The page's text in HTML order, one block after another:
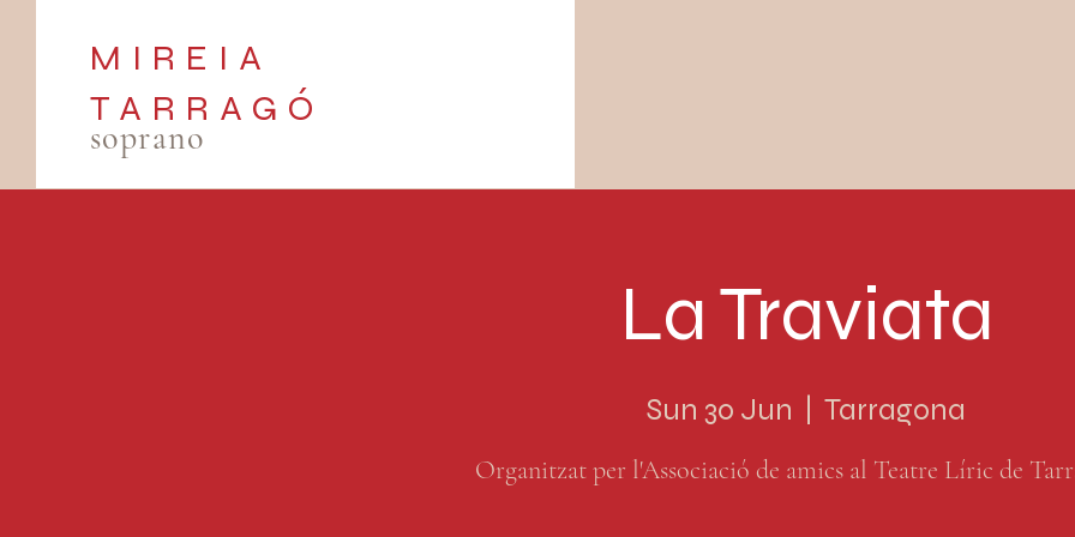
MIREIA
TARRAGÓ
soprano
La Traviata
Sun 30 Jun Tarragona
Organitzat per l'Associació de amics al Teatre Líric de